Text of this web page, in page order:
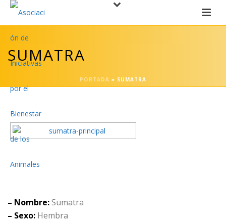
SUMATRA
PORTADA » SUMATRA
– Nombre:Sumatra
– Sexo: Hembra